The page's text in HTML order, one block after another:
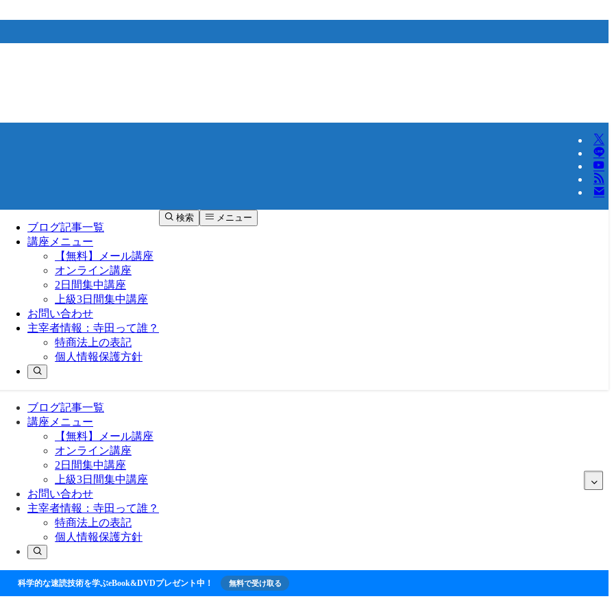
ブログ記事一覧
講座メニュー
【無料】メール講座
オンライン講座
2日間集中講座
上級3日間集中講座
お問い合わせ
主宰者情報：寺田って誰？
特商法上の表記
個人情報保護方針
検索 メニュー
ブログ記事一覧
講座メニュー
【無料】メール講座
オンライン講座
2日間集中講座
上級3日間集中講座
お問い合わせ
主宰者情報：寺田って誰？
特商法上の表記
個人情報保護方針
科学的な速読技術を学ぶeBook&DVDプレゼント中！ 無料で受け取る